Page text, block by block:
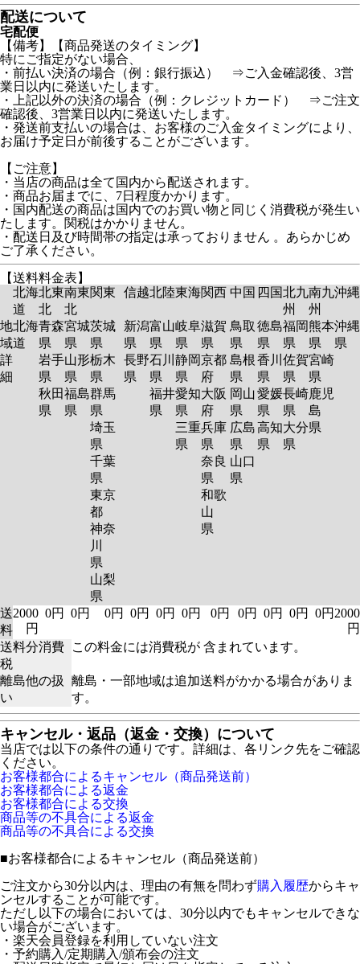
配送について
宅配便
【備考】【商品発送のタイミング】
特にご指定がない場合、
・前払い決済の場合（例：銀行振込） ⇒ご入金確認後、3営
業日以内に発送いたします。
・上記以外の決済の場合（例：クレジットカード） ⇒ご注文
確認後、3営業日以内に発送いたします。
・発送前支払いの場合は、お客様のご入金タイミングにより、
お届け予定日が前後することがございます。
【ご注意】
・当店の商品は全て国内から配送されます。
・商品お届までに、7日程度かかります。
・国内配送の商品は国内でのお買い物と同じく消費税が発生い
たします。関税はかかりません。
・配送日及び時間帯の指定は承っておりません 。あらかじめ
ご了承ください。
【送料料金表】
北海
道
北東
北
南東
北
関東 信越北陸東海関西 中国 四国北九
州
南九
州
沖縄
地
域
詳
細
北海
道
青森
県
岩手
県
秋田
県
宮城
県
山形
県
福島
県
茨城
県
栃木
県
群馬
県
埼玉
県
千葉
県
東京
都
神奈
川
県
山梨
県
新潟
県
長野
県
富山
県
石川
県
福井
県
岐阜
県
静岡
県
愛知
県
三重
県
滋賀
県
京都
府
大阪
府
兵庫
県
奈良
県
和歌
山
県
鳥取
県
島根
県
岡山
県
広島
県
山口
県
徳島
県
香川
県
愛媛
県
高知
県
福岡
県
佐賀
県
長崎
県
大分
県
熊本
県
宮崎
県
鹿児
島
県
沖縄
県
送
料
2000
円
0円 0円 0円 0円 0円 0円 0円 0円 0円 0円 0円 2000
円
送料分消費
税
この料金には消費税が 含まれています。
離島他の扱
い
離島・一部地域は追加送料がかかる場合がありま
す。
キャンセル・返品（返金・交換）について
当店では以下の条件の通りです。詳細は、各リンク先をご確認
ください。
お客様都合によるキャンセル（商品発送前）
お客様都合による返金
お客様都合による交換
商品等の不具合による返金
商品等の不具合による交換
■お客様都合によるキャンセル（商品発送前）
ご注文から30分以内は、理由の有無を問わず購入履歴からキャ
ンセルすることが可能です。
ただし以下の場合においては、30分以内でもキャンセルできな
い場合がございます。
・楽天会員登録を利用していない注文
・予約購入/定期購入/頒布会の注文